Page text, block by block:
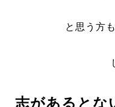
と思う方
志があるとな